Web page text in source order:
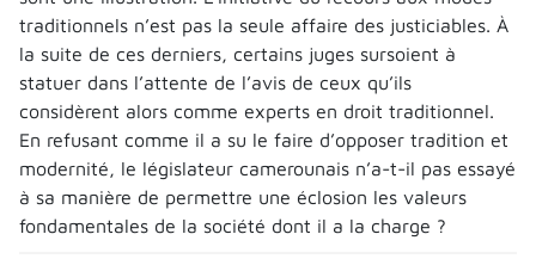
traditionnels n’est pas la seule affaire des justiciables. À
la suite de ces derniers, certains juges sursoient à
statuer dans l’attente de l’avis de ceux qu’ils
considèrent alors comme experts en droit traditionnel.
En refusant comme il a su le faire d’opposer tradition et
modernité, le législateur camerounais n’a-t-il pas essayé
à sa manière de permettre une éclosion les valeurs
fondamentales de la société dont il a la charge ?